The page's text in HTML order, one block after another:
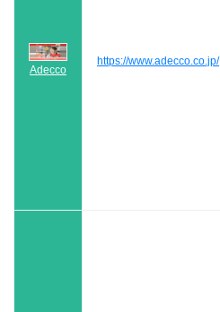
Adecco
https://www.adecco.co.jp/